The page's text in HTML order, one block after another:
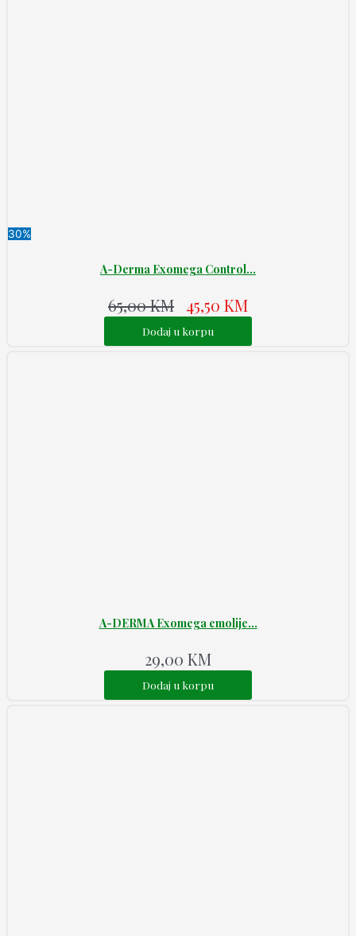
30%
A-Derma Exomega Control...
65,00KM 45,50 KM
Dodaj u korpu
A-DERMA Exomega emolije...
29,00 KM
Dodaj u korpu